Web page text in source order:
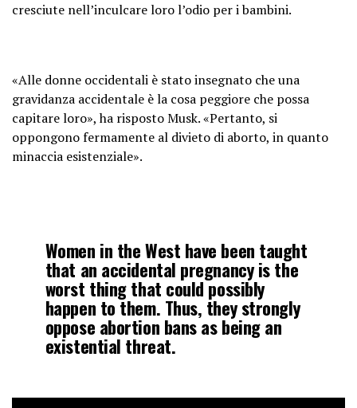
cresciute nell’inculcare loro l’odio per i bambini.
«Alle donne occidentali è stato insegnato che una
gravidanza accidentale è la cosa peggiore che possa
capitare loro», ha risposto Musk. «Pertanto, si
oppongono fermamente al divieto di aborto, in quanto
minaccia esistenziale».
Women in the West have been taught
that an accidental pregnancy is the
worst thing that could possibly
happen to them. Thus, they strongly
oppose abortion bans as being an
existential threat.